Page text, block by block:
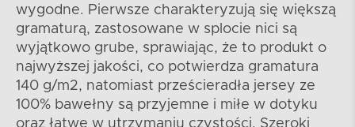
wygodne. Pierwsze charakteryzują się większą
gramaturą, zastosowane w splocie nici są
wyjątkowo grube, sprawiając, że to produkt o
najwyższej jakości, co potwierdza gramatura
140 g/m2, natomiast prześcieradła jersey ze
100% bawełny są przyjemne i miłe w dotyku